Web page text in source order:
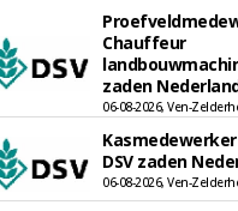
Chauffeur
zaden
06-08-2026, Ven-
DSV zaden
06-08-2026, Ven-